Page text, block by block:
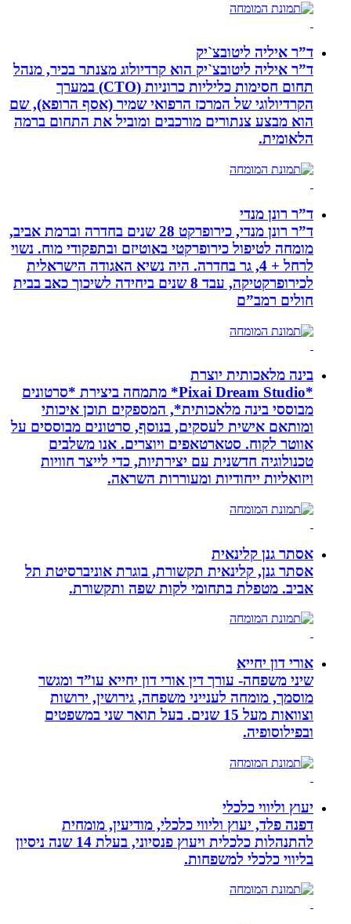
ד”ר איליה ליטובצ`יק
ד”ר איליה ליטובצ`יק הוא קרדיולוג מצנתר בכיר, מנהל
תחום חסימות כליליות כרוניות (CTO) במערך
הקרדיולוגי של המרכז הרפואי שמיר (אסף הרופא), שם
הוא מבצע צנתורים מורכבים ומוביל את התחום ברמה
הלאומית.
ד”ר רונן מנדי
ד”ר רונן מנדי, כירופרקט 28 שנים בחדרה וברמת אביב,
מומחה לטיפול כירופרקטי באוטיזם ובתפקודי מוח. נשוי
לרחל + 4, גר בחדרה. היה נשיא האגודה הישראלית
לכירופרקטיקה, עבד 8 שנים ביחידה לשיכוך כאב בבית
חולים רמב”ם
בינה מלאכותית יוצרת
*Pixai Dream Studio* מתמחה ביצירת *סרטונים
מבוססי בינה מלאכותית*, המספקים תוכן איכותי
ומותאם אישית לעסקים, בנוסף, סרטונים מבוססים על
אווטר לקוח. סטארטאפים ויוצרים. אנו משלבים
טכנולוגיה חדשנית עם יצירתיות, כדי לייצר חוויות
ויזואליות ייחודיות ומעוררות השראה.
אסתר גנן קלינאית
אסתר גנן, קלינאית תקשורת, בוגרת אוניברסיטת תל
אביב. מטפלת בתחומי לקות שפה ותקשורת.
אורי דון יחייא
שיני משפחה- עורך דין אורי דון יחייא עו”ד ומגשר
מוסמך, מומחה לענייני משפחה, גירושין, ירושות
וצוואות מעל 15 שנים. בעל תואר שני במשפטים
ובפילוסופיה.
יעוץ וליווי כלכלי
דפנה פלד, יעוץ וליווי כלכלי, מודיעין, מומחית
להתנהלות כלכלית ויעוץ פנסיוני, בעלת 14 שנה ניסיון
בליווי כלכלי למשפחות.